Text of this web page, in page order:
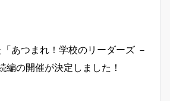
あつまれ！学校のリーダーズ －
編の開催が決定しました！